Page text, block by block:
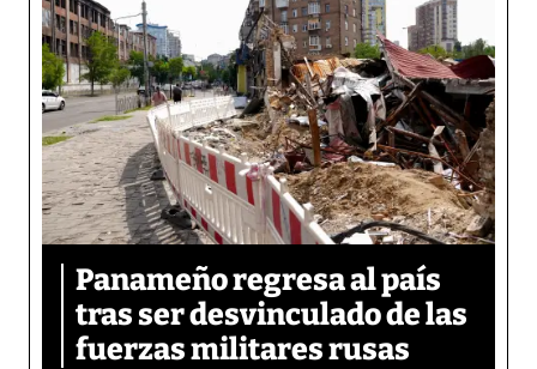
Panameño regresa al país
tras ser desvinculado de las
fuerzas militares rusas